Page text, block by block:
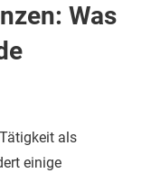
Was
als
einige